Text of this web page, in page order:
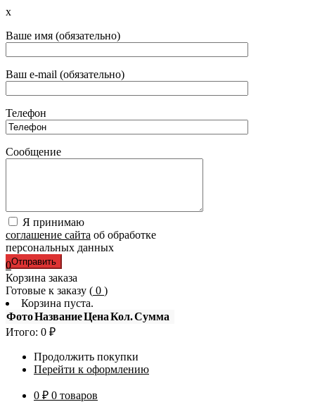
x
Ваше имя (обязательно)
Ваш e-mail (обязательно)
Телефон
Сообщение
Я принимаю
соглашение сайта об обработке
персональных данных
0
Корзина заказа
Готовые к заказу ( 0 )
Корзина пуста.
ФотоНазваниеЦенаКол.Сумма
Итого: 0 ₽
Продолжить покупки
Перейти к оформлению
0 ₽ 0 товаров